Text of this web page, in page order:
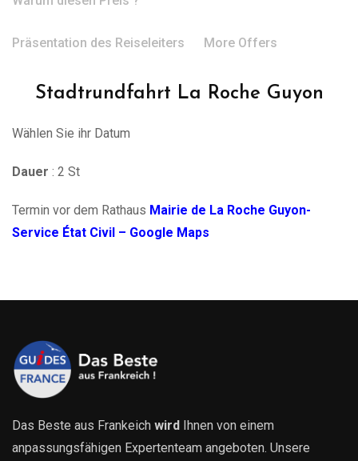
Präsentation des Reiseleiters More Offers
Stadtrundfahrt La Roche Guyon
Wählen Sie ihr Datum
Dauer : 2 St
Termin vor dem Rathaus Mairie de La Roche Guyon-
Service État Civil – Google Maps
Das Beste aus Frankeich wird Ihnen von einem
anpassungsfähigen Expertenteam angeboten. Unsere